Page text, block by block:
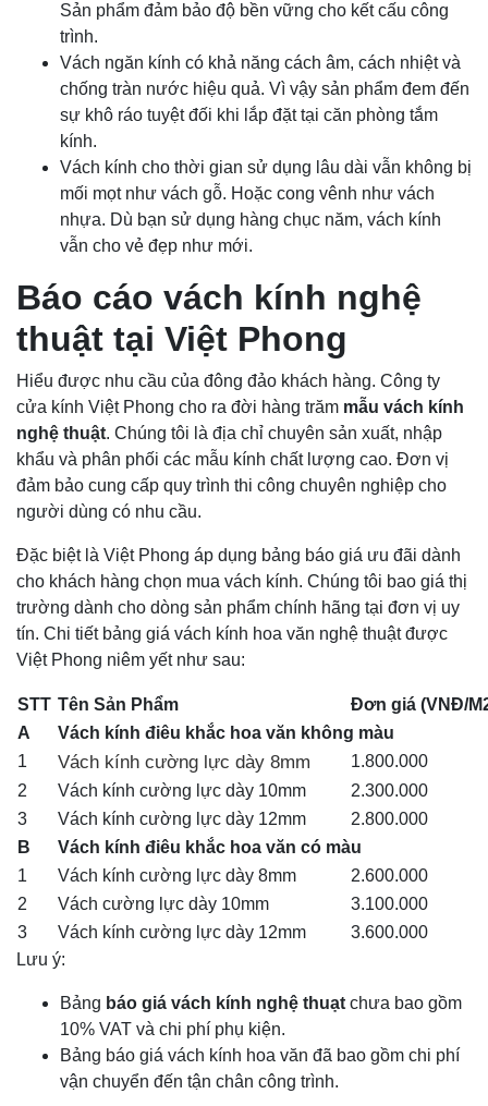
Sản phẩm đảm bảo độ bền vững cho kết cấu công
trình.
Vách ngăn kính có khả năng cách âm, cách nhiệt và
chống tràn nước hiệu quả. Vì vậy sản phẩm đem đến
sự khô ráo tuyệt đối khi lắp đặt tại căn phòng tắm
kính.
Vách kính cho thời gian sử dụng lâu dài vẫn không bị
mối mọt như vách gỗ. Hoặc cong vênh như vách
nhựa. Dù bạn sử dụng hàng chục năm, vách kính
vẫn cho vẻ đẹp như mới.
Báo cáo vách kính nghệ
thuật tại Việt Phong
Hiểu được nhu cầu của đông đảo khách hàng. Công ty
cửa kính Việt Phong cho ra đời hàng trăm mẫu vách kính
nghệ thuật. Chúng tôi là địa chỉ chuyên sản xuất, nhập
khẩu và phân phối các mẫu kính chất lượng cao. Đơn vị
đảm bảo cung cấp quy trình thi công chuyên nghiệp cho
người dùng có nhu cầu.
Đặc biệt là Việt Phong áp dụng bảng báo giá ưu đãi dành
cho khách hàng chọn mua vách kính. Chúng tôi bao giá thị
trường dành cho dòng sản phẩm chính hãng tại đơn vị uy
tín. Chi tiết bảng giá vách kính hoa văn nghệ thuật được
Việt Phong niêm yết như sau:
STT Tên Sản Phẩm
Đơn giá (VNĐ/
A
Vách kính điêu khắc hoa văn không màu
1
Vách kính cường lực dày 8mm
1.800.000
2
Vách kính cường lực dày 10mm
2.300.000
3
Vách kính cường lực dày 12mm
2.800.000
B
Vách kính điêu khắc hoa văn có màu
1
Vách kính cường lực dày 8mm
2.600.000
2
Vách cường lực dày 10mm
3.100.000
3
Vách kính cường lực dày 12mm
3.600.000
Lưu ý:
Bảng báo giá vách kính nghệ thuạt chưa bao gồm
10% VAT và chi phí phụ kiện.
Bảng báo giá vách kính hoa văn đã bao gồm chi phí
vận chuyển đến tận chân công trình.